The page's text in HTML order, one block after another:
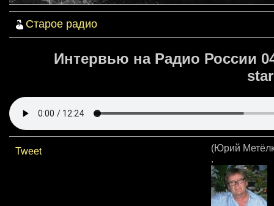
Старое радио
Интервью на Радио России
Tweet
(Юрий
.